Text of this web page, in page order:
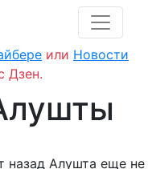
или Новости
Дзен.
назад Алушта еще не